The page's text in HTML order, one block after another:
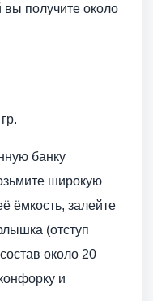
получите около
банку
широкую
ёмкость, залейте
(отступ
около 20
и